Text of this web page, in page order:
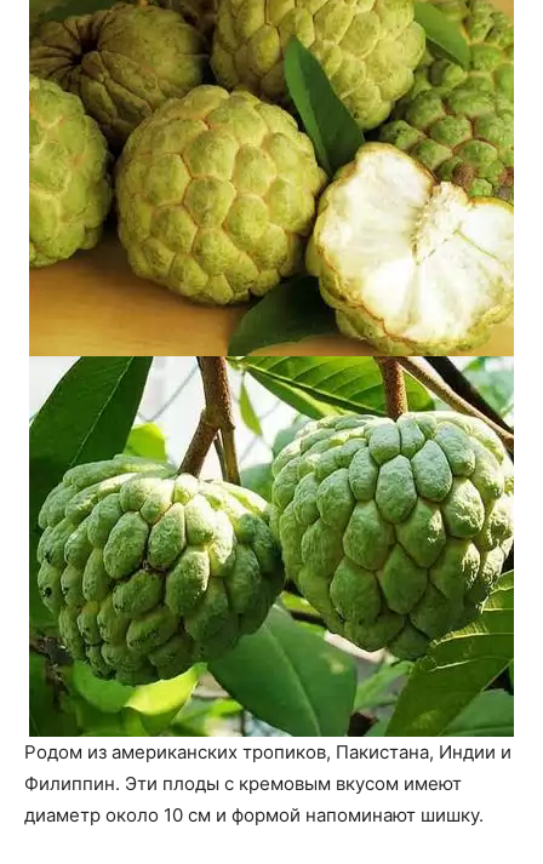
Родом из американских тропиков, Пакистана, Индии и
Филиппин. Эти плоды с кремовым вкусом имеют
диаметр около 10 см и формой напоминают шишку.